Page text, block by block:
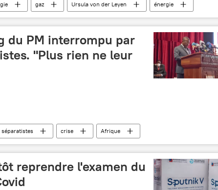
gaz Ursula von der Leyen
énergie
du PM interrompu par
"Plus rien ne leur
séparatistes crise Afrique
reprendre l'examen du